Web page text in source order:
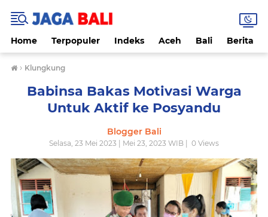
Home Terpopuler Indeks Aceh Bali Berita
› Klungkung
Babinsa Bakas Motivasi Warga
Untuk Aktif ke Posyandu
Blogger Bali
Selasa, 23 Mei 2023 | Mei 23, 2023 WIB | 0 Views